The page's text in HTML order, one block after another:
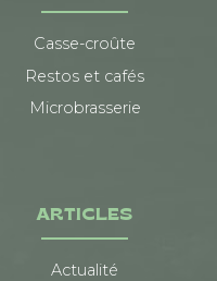
Casse-croûte
Restos et cafés
Microbrasserie
ARTICLES
Actualité